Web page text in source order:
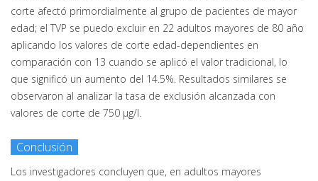
corte afectó primordialmente al grupo de pacientes de mayor
edad; el TVP se puedo excluir en 22 adultos mayores de 80 año
aplicando los valores de corte edad-dependientes en
comparación con 13 cuando se aplicó el valor tradicional, lo
que significó un aumento del 14.5%. Resultados similares se
observaron al analizar la tasa de exclusión alcanzada con
valores de corte de 750 μg/l.
Conclusión
Los investigadores concluyen que, en adultos mayores